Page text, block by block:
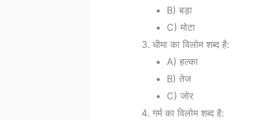
B) बड़ा
C) मोटा
धीमा का विलोम शब्द है:
A) हल्का
B) तेज
C) जोर
गर्म का विलोम शब्द है: